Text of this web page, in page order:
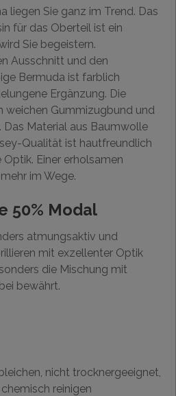
liegen Sie ganz im Trend. Das
für das Oberteil ist ein
Sie begeistern.
Ausschnitt und den
Bermuda ist farblich
Ergänzung. Die
weichen Gummizugbund und
Das Material aus Baumwolle
Qualität ist hautfreundlich
Einer erholsamen
im Wege.
50% Modal
atmungsaktiv und
mit exzellenter Optik
die Mischung mit
bewährt.
nicht trocknergeeignet,
reinigen